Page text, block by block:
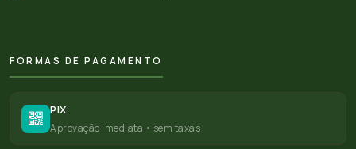
FORMAS DE PAGAMENTO
PIX
Aprovação imediata • sem taxas